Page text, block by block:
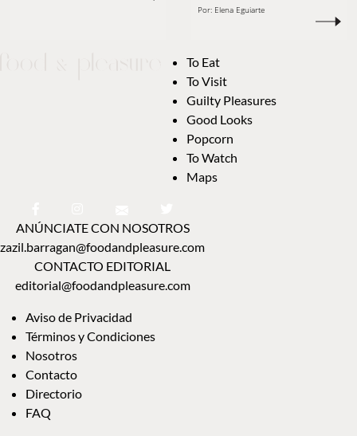
Por: Elena Eguiarte
To Eat
To Visit
Guilty Pleasures
Good Looks
Popcorn
To Watch
Maps
ANÚNCIATE CON NOSOTROS
zazil.barragan@foodandpleasure.com
CONTACTO EDITORIAL
editorial@foodandpleasure.com
Aviso de Privacidad
Términos y Condiciones
Nosotros
Contacto
Directorio
FAQ